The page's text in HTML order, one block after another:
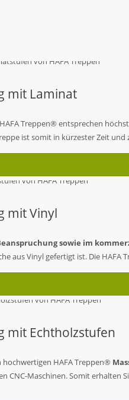
mit Laminat
Treppen® entsprechen
ist somit in kürzester Zeit und
mit Vinyl
sowie im
aus Vinyl gefertigt ist. Die
mit Echtholzstufen
HAFA Treppen®
CNC-Maschinen. Somit erhalten